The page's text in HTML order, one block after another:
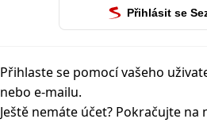
Přihlásit se
Přihlaste se pomocí vašeho
nebo e-mailu.
Ještě nemáte účet? Pokračujte na